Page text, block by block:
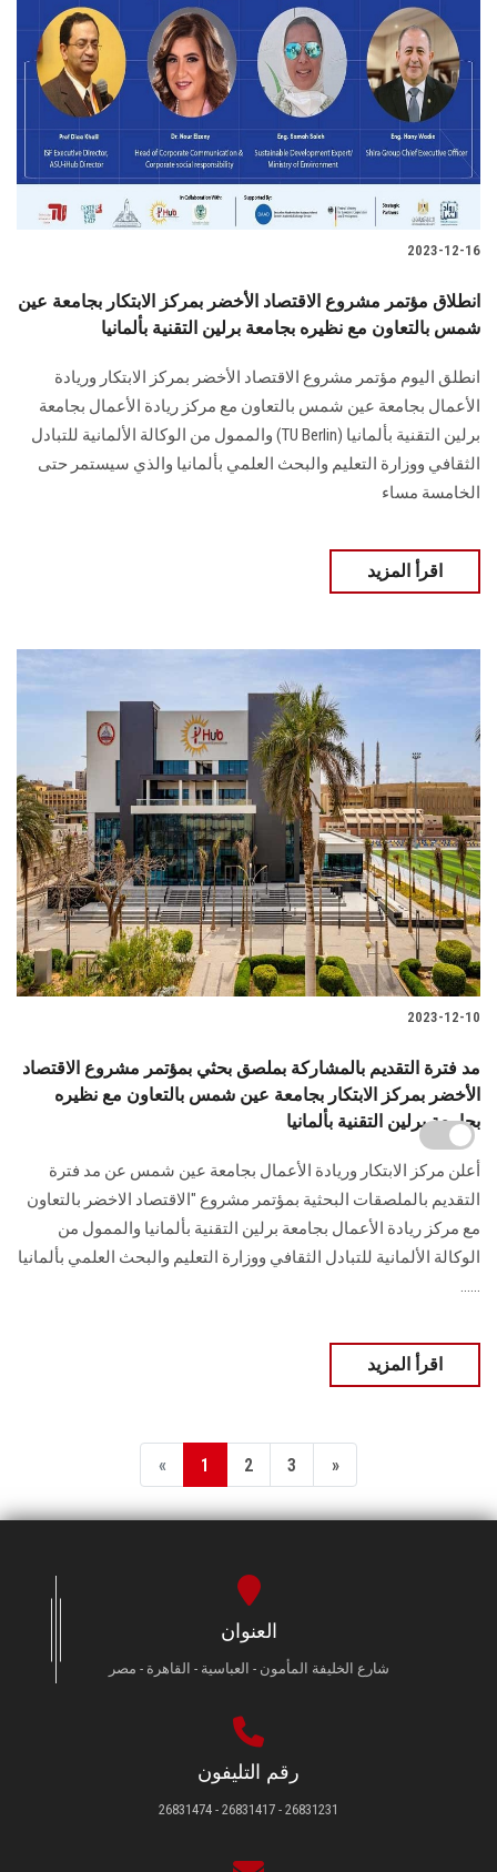
2023-12-16
انطلاق مؤتمر مشروع الاقتصاد الأخضر بمركز الابتكار بجامعة عين
شمس بالتعاون مع نظيره بجامعة برلين التقنية بألمانيا
انطلق اليوم مؤتمر مشروع الاقتصاد الأخضر بمركز الابتكار وريادة
الأعمال بجامعة عين شمس بالتعاون مع مركز ريادة الأعمال بجامعة
برلين التقنية بألمانيا (TU Berlin) والممول من الوكالة الألمانية للتبادل
الثقافي ووزارة التعليم والبحث العلمي بألمانيا والذي سيستمر حتى
الخامسة مساء
اقرأ المزيد
2023-12-10
مد فترة التقديم بالمشاركة بملصق بحثي بمؤتمر مشروع الاقتصاد
الأخضر بمركز الابتكار بجامعة عين شمس بالتعاون مع نظيره
بجامعة برلين التقنية بألمانيا
أعلن مركز الابتكار وريادة الأعمال بجامعة عين شمس عن مد فترة
التقديم بالملصقات البحثية بمؤتمر مشروع "الاقتصاد الاخضر بالتعاون
مع مركز ريادة الأعمال بجامعة برلين التقنية بألمانيا والممول من
الوكالة الألمانية للتبادل الثقافي ووزارة التعليم والبحث العلمي بألمانيا
......
اقرأ المزيد
« 1 2 3 »
العنوان
شارع الخليفة المأمون - العباسية - القاهرة - مصر
رقم التليفون
26831231 - 26831417 - 26831474